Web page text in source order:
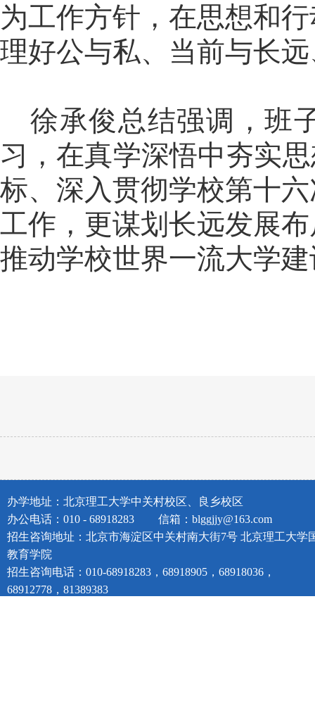
为工作方针，在思想和
理好公与私、当前与长
徐承俊总结强调，班
习，在真学深悟中夯实
标、深入贯彻学校第十
工作，更谋划长远发展
推动学校世界一流大学
办学地址：北京理工大学中关村校区、良乡校区
办公电话：010 - 68918283
信箱：blggjjy@163.com
招生咨询地址：北京市海淀区中关村南大街7号 北京理工大学
教育学院
招生咨询电话：010-68918283，68918905，68918036，
68912778，81389383